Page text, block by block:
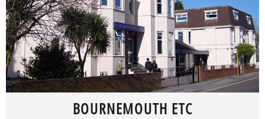
BOURNEMOUTH ETC